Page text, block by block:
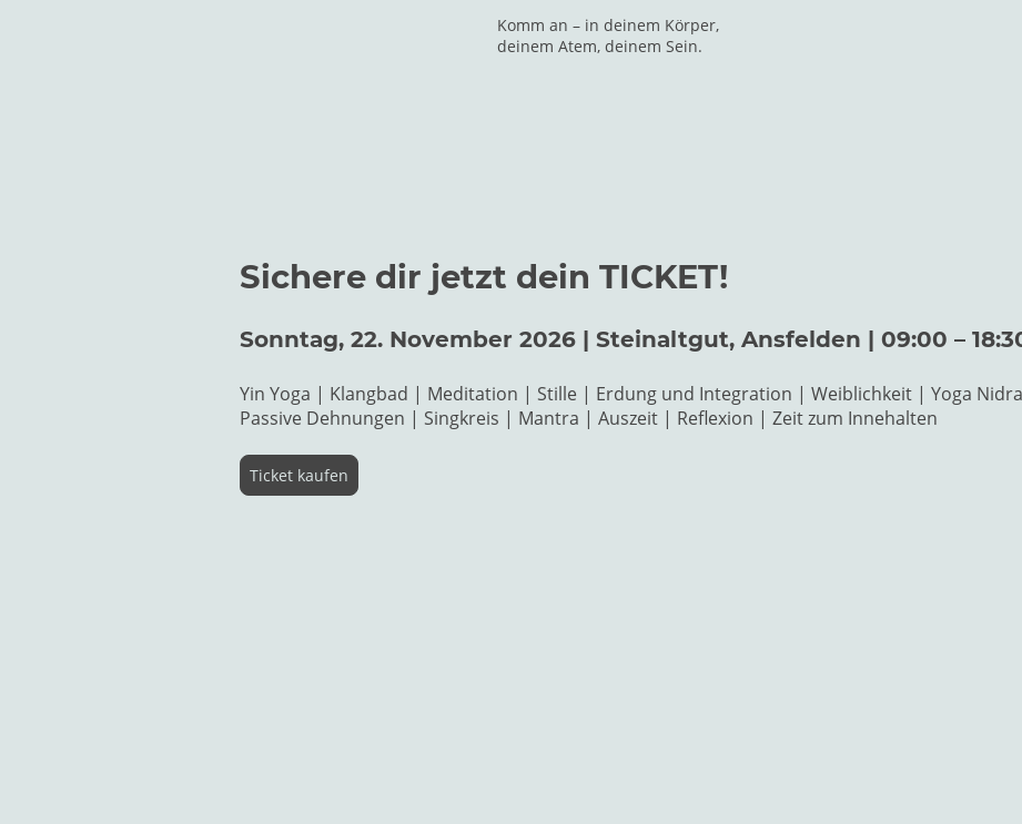
Komm an – in deinem Körper,
deinem Atem, deinem Sein.
Sichere dir jetzt dein TICKET!
Sonntag, 22. November 2026 | Steinaltgut, Ansfelden | 09:00 –
Yin Yoga | Klangbad | Meditation | Stille | Erdung und Integration | Weiblichkeit | Yoga
Passive Dehnungen | Singkreis | Mantra | Auszeit | Reflexion | Zeit zum Innehalten
Ticket kaufen